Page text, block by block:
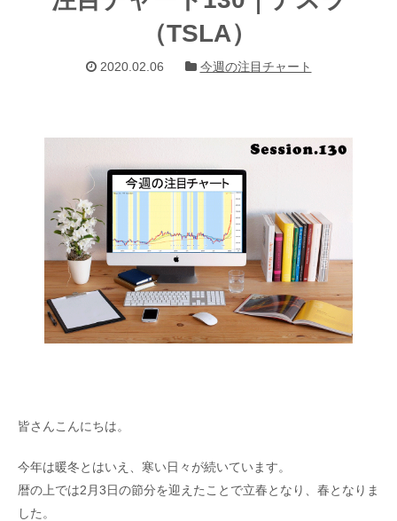
（TSLA）
2020.02.06 今週の注目チャート
皆さんこんにちは。
今年は暖冬とはいえ、寒い日々が続いています。
暦の上では2月3日の節分を迎えたことで立春となり、春となりま
した。